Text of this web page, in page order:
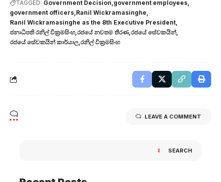
TAGGED: Government Decision government employees
government officers Ranil Wickramasinghe
Ranil Wickramasinghe as the 8th Executive President
ජනාධිපති රනිල් වික්‍රමසිංහ රජයේ නවතම තීරණ රජයේ සේවකයින්
රජයේ සේවකයින් කාර්යාල රනිල් වික්‍රමසිංහ
LEAVE A COMMENT
SEARCH